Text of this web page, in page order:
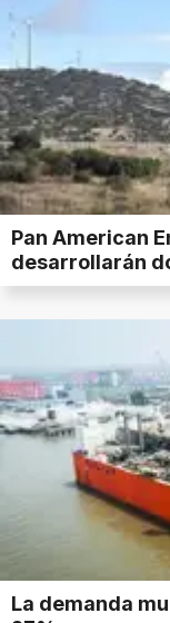
Pan American
desarrollarán
La demanda